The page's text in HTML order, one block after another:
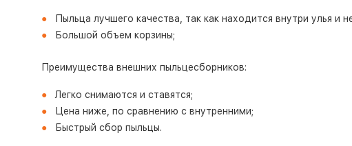
Пыльца лучшего качества, так как находится внутри улья и
Большой объем корзины;
Преимущества внешних пыльцесборников:
Легко снимаются и ставятся;
Цена ниже, по сравнению с внутренними;
Быстрый сбор пыльцы.